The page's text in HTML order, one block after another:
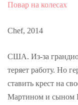
Повар на колесах
Chef, 2014
США. Из-за
теряет работу. Но
ставить крест на
Мартином и сыном